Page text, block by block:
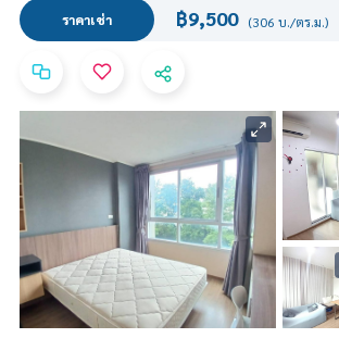
ราคาเช่า ฿9,500 (306 บ./ตร.ม.)